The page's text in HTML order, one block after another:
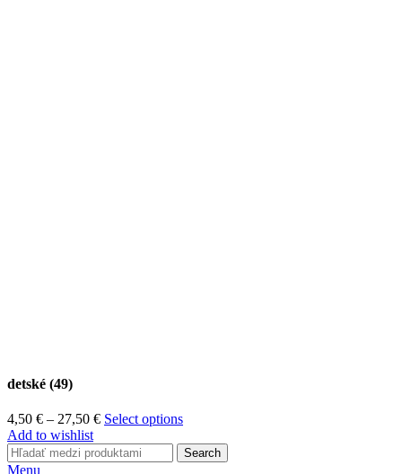
detské (49)
4,50 € – 27,50 €Price
4,50 €
through
Select options
Add to wishlist
Search
Menu